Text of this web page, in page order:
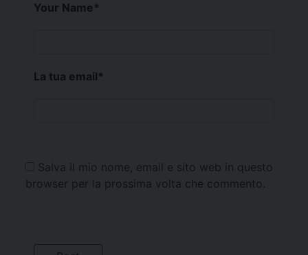
Your Name*
La tua email*
Salva il mio nome, email e sito web in questo
browser per la prossima volta che commento.